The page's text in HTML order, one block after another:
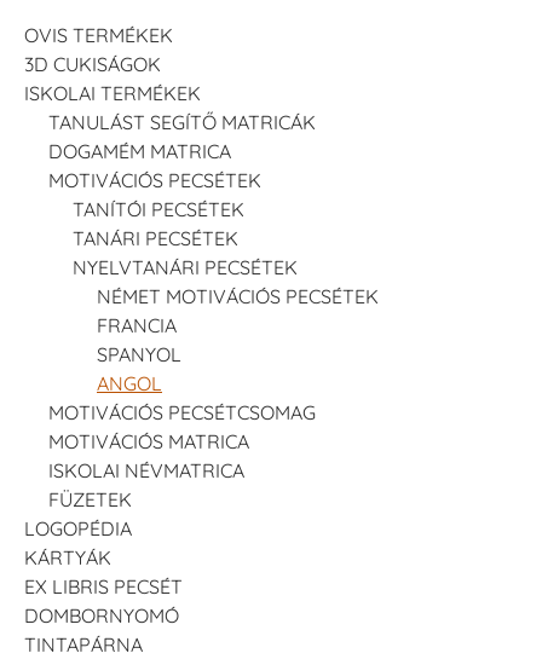
OVIS TERMÉKEK
3D CUKISÁGOK
ISKOLAI TERMÉKEK
TANULÁST SEGÍTŐ MATRICÁK
DOGAMÉM MATRICA
MOTIVÁCIÓS PECSÉTEK
TANÍTÓI PECSÉTEK
TANÁRI PECSÉTEK
NYELVTANÁRI PECSÉTEK
NÉMET MOTIVÁCIÓS PECSÉTEK
FRANCIA
SPANYOL
ANGOL
MOTIVÁCIÓS PECSÉTCSOMAG
MOTIVÁCIÓS MATRICA
ISKOLAI NÉVMATRICA
FÜZETEK
LOGOPÉDIA
KÁRTYÁK
EX LIBRIS PECSÉT
DOMBORNYOMÓ
TINTAPÁRNA